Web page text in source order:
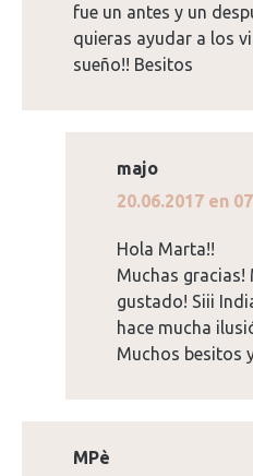
fue un antes y un
quieras ayudar a los
sueño!! Besitos
majo
dice:
20.06.2017 en
Hola Marta!!
Muchas gracias!
gustado! Siii
hace mucha
Muchos besitos
MPè